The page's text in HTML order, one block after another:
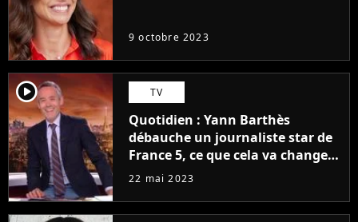
9 octobre 2023
player2 TV
Quotidien : Yann Barthès
débauche un journaliste star de
France 5, ce que cela va changer
à la rentrée
22 mai 2023